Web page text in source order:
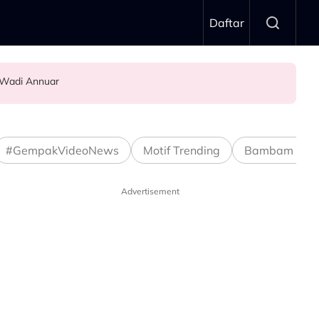
Daftar
Annuar
#GempakVideoNews Motif Trending Bambam
Advertisement